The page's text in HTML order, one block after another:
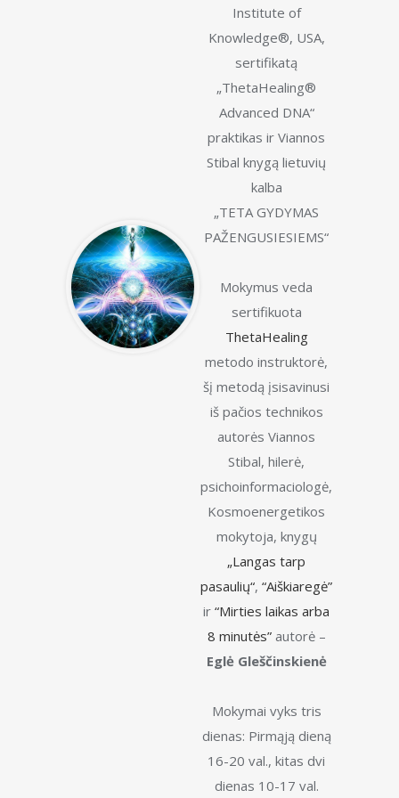
Šioje būsenoje yra įmanoma susisiekti ir
dirbti kartu su Kūrėju, su Šaltiniu, Visata,
Dievu (pavadinimas priklausomai nuo jūsų
dvasinių ir religinių įsitikinimų). Įėję į Teta
būseną galime vykdyti galingus energinius
gydymus, akimirksniu transformuoti
giluminius blokus, šalinti neigiamus
įsitikinimus ir patyrimus, pasąmonės ir visos
žmogaus Esybės (visuose lygmenyse)
traumas.
Palaikydami Teta bangų dažnį ir susijungę
su Kūrėju, mes akimirksniu keičiame
materialinę ir dvasinę realybę.
Baziniame ThetaHealing® kurse Jūs
• Suprasite kaip žmogaus smegenų darbo
dažniai įtakoja jūsų savijautą ir rezultatus
• Žinosite kaip intuityviai matyti žmogaus
kūno vidų, kaip nuskenuoti problemas
• Sužinosite apie keturis žmogaus įsitikinimų
• Susipažinsite su septyniais būties planais
• Susisiekti su Angelais-Sargais
• Sugrąžinti prarastus (išdalintus) Sielos
• Šalinti genetines senėjimo programas
Institute of
Knowledge®, USA,
sertifikatą
„ThetaHealing®
Advanced DNA“
praktikas ir Viannos
Stibal knygą lietuvių
kalba
„TETA GYDYMAS
PAŽENGUSIESIEMS“
Mokymus veda
sertifikuota
ThetaHealing
metodo instruktorė,
šį metodą įsisavinusi
iš pačios technikos
autorės Viannos
Stibal, hilerė,
psichoinformaciologė,
Kosmoenergetikos
mokytoja, knygų
„Langas tarp
pasaulių“, “Aiškiaregė”
ir “Mirties laikas arba
8 minutės”autorė –
Eglė Gleščinskienė
Mokymai vyks tris
dienas: Pirmąją dieną
16-20 val., kitas dvi
dienas 10-17 val.